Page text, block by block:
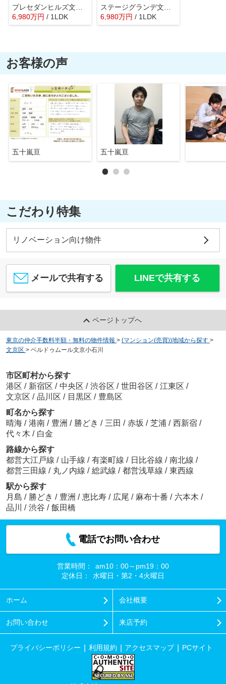
6,980万円 / 1LDK
6,980万円 / 1LDK
お客様の声
五十嵐亘 五十嵐亘
こだわり特集
リノベーション向け物件
メールで共有する LINEで共有する
ページトップへ
東京の仲介手数料半額・無料の物件情報 > (マンション(売買))地域から探す >
文京区 > ベルドゥムール文京小石川
市区町村から探す
港区 / 新宿区 / 中央区 / 渋谷区 / 世田谷区 / 江東区 /
文京区 / 品川区 / 目黒区 / 豊島区
町名から探す
晴海 / 港南 / 豊洲 / 勝どき / 三田 / 赤坂 / 芝浦 / 西新宿 /
代々木 / 白金
路線から探す
都営大江戸線 / 山手線 / 有楽町線 / 日比谷線 / 南北線 /
都営三田線 / 丸ノ内線 / 総武線 / 都営浅草線 / 東西線
駅から探す
月島 / 勝どき / 豊洲 / 恵比寿 / 広尾 / 麻布十番 / 六本木 /
品川
/ 渋谷 / 飯田橋
電話でお問い合わせ
営業時間：
am10：00～pm19：00
定休日：
水曜日・第2・4火曜日
ホーム 会社概要
お問い合わせ 来店予約
プライバシーポリシー 利用規約 アクセスマップ PCサイト